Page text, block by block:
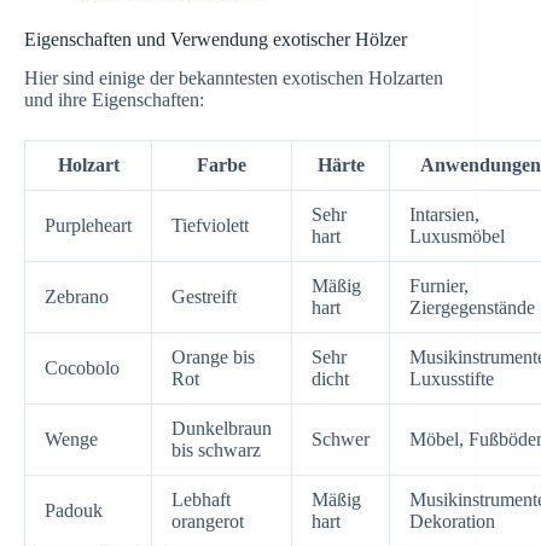
Eigenschaften und Verwendung exotischer Hölzer
Hier sind einige der bekanntesten exotischen Holzarten
und ihre Eigenschaften:
Holzart Farbe Härte Anwendungen
Purpleheart Tiefviolett
Sehr
hart
Intarsien,
Luxusmöbel
Zebrano Gestreift
Mäßig
hart
Furnier,
Ziergegenstände
Cocobolo
Orange bis
Rot
Sehr
dicht
Luxusstifte
Wenge
Dunkelbraun
bis schwarz
Schwer Möbel,
Padouk
Lebhaft
orangerot
Mäßig
hart
Dekoration